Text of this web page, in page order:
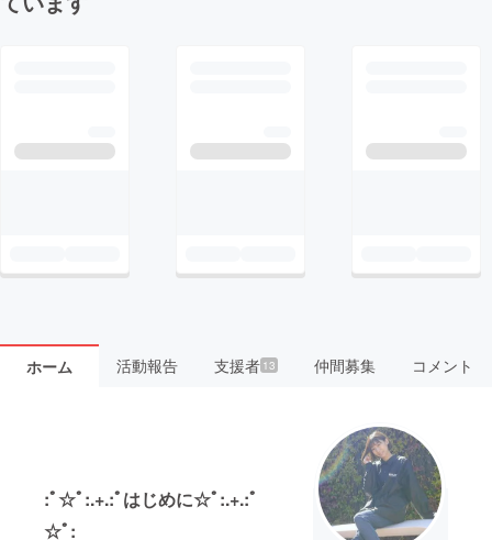
ホーム 活動報告 支援者 13 仲間募集 コメント
:ﾟ☆ﾟ:.+.:ﾟはじめに☆ﾟ:.+.:ﾟ
☆ﾟ: